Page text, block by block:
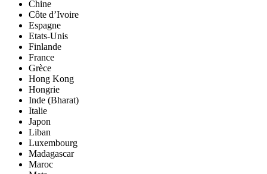
Chine
Côte d’Ivoire
Espagne
Etats-Unis
Finlande
France
Grèce
Hong Kong
Hongrie
Inde (Bharat)
Italie
Japon
Liban
Luxembourg
Madagascar
Maroc